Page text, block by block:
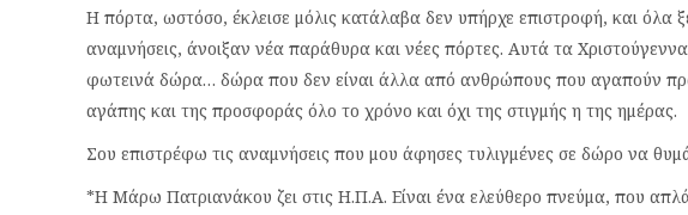
Η πόρτα, ωστόσο, έκλεισε μόλις κατάλαβα δεν υπήρχε επιστροφή, και όλα
αναμνήσεις, άνοιξαν νέα παράθυρα και νέες πόρτες. Αυτά τα
φωτεινά δώρα… δώρα που δεν είναι άλλα από ανθρώπους που αγαπούν
αγάπης και της προσφοράς όλο το χρόνο και όχι της στιγμής η της ημέρας.
Σου επιστρέφω τις αναμνήσεις που μου άφησες τυλιγμένες σε δώρο να
*Η Μάρω Πατριανάκου ζει στις Η.Π.Α. Είναι ένα ελεύθερο πνεύμα, που